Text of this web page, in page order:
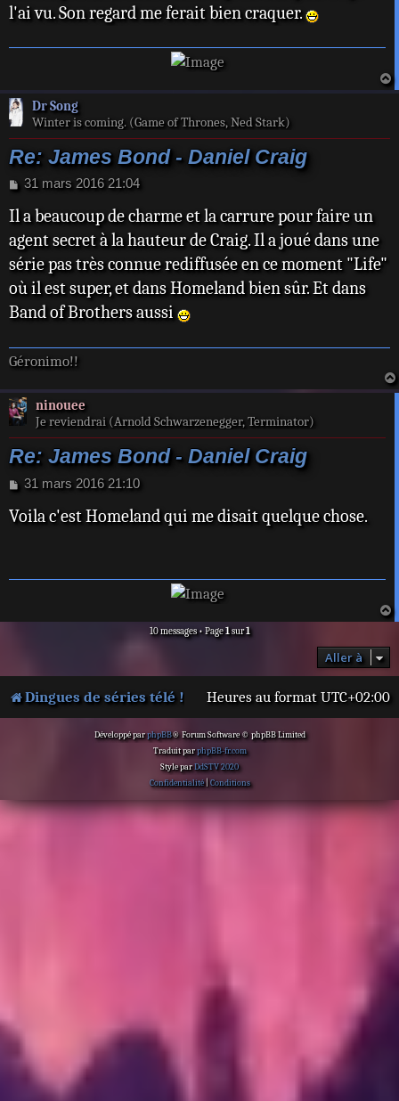
l'ai vu. Son regard me ferait bien craquer.
a
Dr Song
Winter is coming. (Game of Thrones, Ned Stark)
Re: James Bond - Daniel Craig
M
s
a
g
e
31 mars 2016 21:04
Il a beaucoup de charme et la carrure pour faire un
agent secret à la hauteur de Craig. Il a joué dans une
série pas très connue rediffusée en ce moment "Life"
où il est super, et dans Homeland bien sûr. Et dans
Band of Brothers aussi
Géronimo!!
ninouee
Je reviendrai (Arnold Schwarzenegger, Terminator)
Re: James Bond - Daniel Craig
M
s
e
31 mars 2016 21:10
Voila c'est Homeland qui me disait quelque chose.
a
10 messages • Page1sur1
Aller à
Dingues de séries télé ! Heures au format UTC+02:00
Développé parphpBB® Forum Software © phpBB Limited
Traduit parphpBB-fr.com
Style parDdSTV 2020
Confidentialité|Conditions